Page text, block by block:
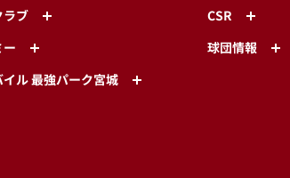
ラブ
ー
ル 最強パーク宮城
CSR
球団情報